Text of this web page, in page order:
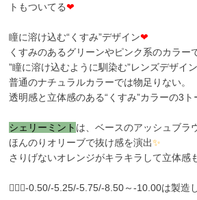
トもついてる❤
瞳に溶け込む“くすみ”デザイン❤
くすみのあるグリーンやピンク系のカラー
”瞳に溶け込むように馴染む”レンズデザイン
普通のナチュラルカラーでは物足りない。
透明感と立体感のある“くすみ”カラーの3ト
シ ェ リ ー ミ ン ト は、ベースのアッシュブラ
ほんのりオリーブで抜け感を演出✨
さりげないオレンジがキラキラして立体感
🙇🏼‍♀️-0.50/-5.25/-5.75/-8.50～-10.00は製造